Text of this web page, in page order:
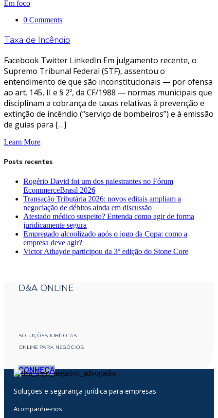
Em foco
0 Comments
Taxa de Incêndio
Facebook Twitter LinkedIn Em julgamento recente, o
Supremo Tribunal Federal (STF), assentou o
entendimento de que são inconstitucionais — por ofensa
ao art. 145, II e § 2º, da CF/1988 — normas municipais que
disciplinam a cobrança de taxas relativas à prevenção e
extinção de incêndio (“serviço de bombeiros”) e à emissão
de guias para […]
Learn More
Posts recentes
Rogério David foi um dos palestrantes no Fórum
EcommerceBrasil 2026
Transação Tributária 2026: novos editais ampliam a
negociação de débitos ainda em discussão
Atestado médico suspeito? Entenda como agir de forma
juridicamente segura
Empregado alcoolizado após o jogo da Copa: como a
empresa deve agir?
Victor Athayde participou da 3º edição do Stone Core
D&A ONLINE
SOLUÇÕES JURÍDICAS
ONLINE PARA NEGÓCIOS
CONHEÇA
Soluções e segurança jurídica para empresas
Acompanhe-nos: